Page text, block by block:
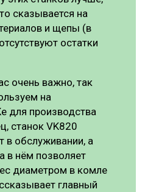
сказывается на
и щепы (в
остатки
очень важно, так
на
для производства
станок VK820
в обслуживании, а
в нём позволяет
диаметром в комле
главный